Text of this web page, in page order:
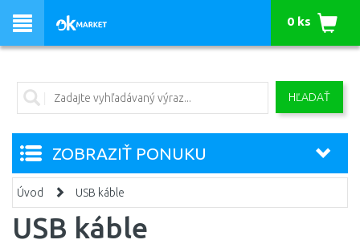
HĽADAŤ
0 ks
ZOBRAZIŤ PONUKU
Úvod USB káble
USB káble